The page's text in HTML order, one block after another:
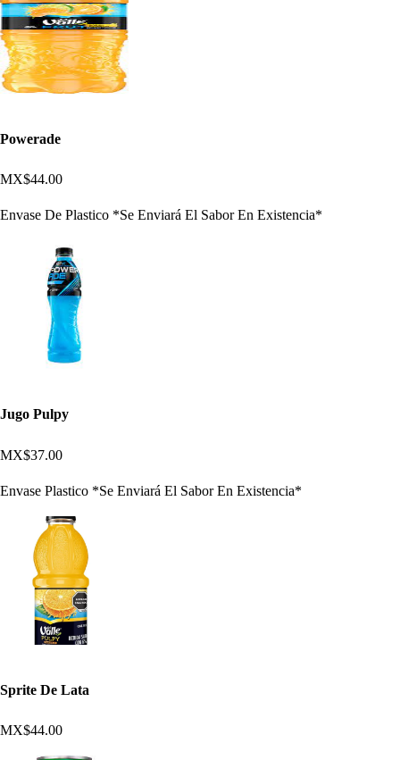
Powerade
MX$44.00
Envase De Plastico *Se Enviará El Sabor En Existencia*
Jugo Pulpy
MX$37.00
Envase Plastico *Se Enviará El Sabor En Existencia*
Sprite De Lata
MX$44.00